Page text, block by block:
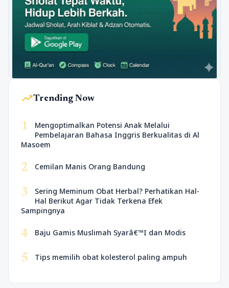
trending_upTrending Now
1
Mengoptimalkan Potensi Anak Melalui
Pembelajaran Bahasa Inggris Berkualitas di Al
Masoem
2 Cemilan Manis Orang Bandung
3
Sering Meminum Obat Herbal? Perhatikan Hal-
Hal Berikut Agar Tidak Terkena Efek
Sampingnya
4 Baju Gamis Muslimah Syarâ€™I dan Modis
5 Tips memilih obat kolesterol paling ampuh